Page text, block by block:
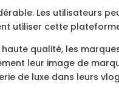
Les utilisateurs
utiliser cette
qualité, les
leur image de
de luxe dans leurs